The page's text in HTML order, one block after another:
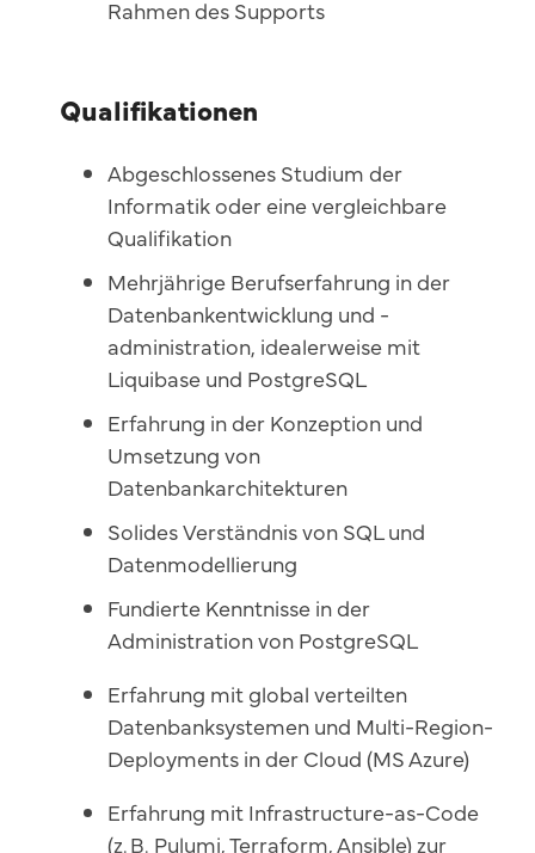
Rahmen des Supports
Qualifikationen
Abgeschlossenes Studium der
Informatik oder eine vergleichbare
Qualifikation
Mehrjährige Berufserfahrung in der
Datenbankentwicklung und -
administration, idealerweise mit
Liquibase und PostgreSQL
Erfahrung in der Konzeption und
Umsetzung von
Datenbankarchitekturen
Solides Verständnis von SQL und
Datenmodellierung
Fundierte Kenntnisse in der
Administration von PostgreSQL
Erfahrung mit global verteilten
Datenbanksystemen und Multi-Region-
Deployments in der Cloud (MS Azure)
Erfahrung mit Infrastructure-as-Code
(z. B. Pulumi, Terraform, Ansible) zur